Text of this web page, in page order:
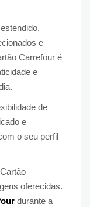
e
Carrefour é
e
de
e
o seu perfil
oferecidas.
durante a